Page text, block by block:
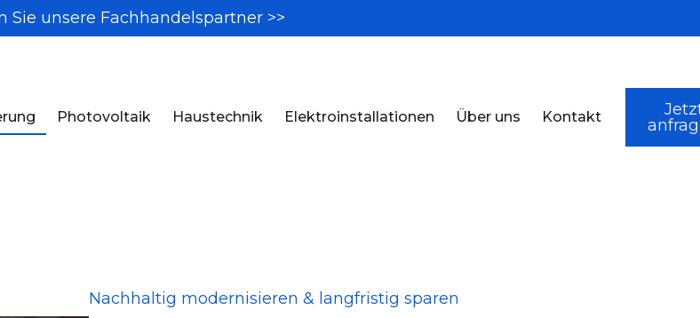
Sie unsere Fachhandelspartner >>
Photovoltaik Haustechnik Elektroinstallationen Über uns Kontakt
Nachhaltig modernisieren & langfristig sparen